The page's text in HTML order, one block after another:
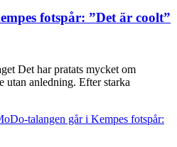
fotspår: ”Det är coolt”
Det har pratats mycket om
utan anledning. Efter starka
talangen går i Kempes fotspår: